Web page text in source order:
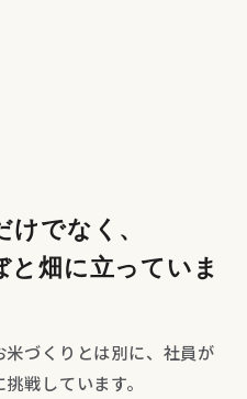
でなく、
と畑に立っていま
づくりとは別に、社員が
戦しています。